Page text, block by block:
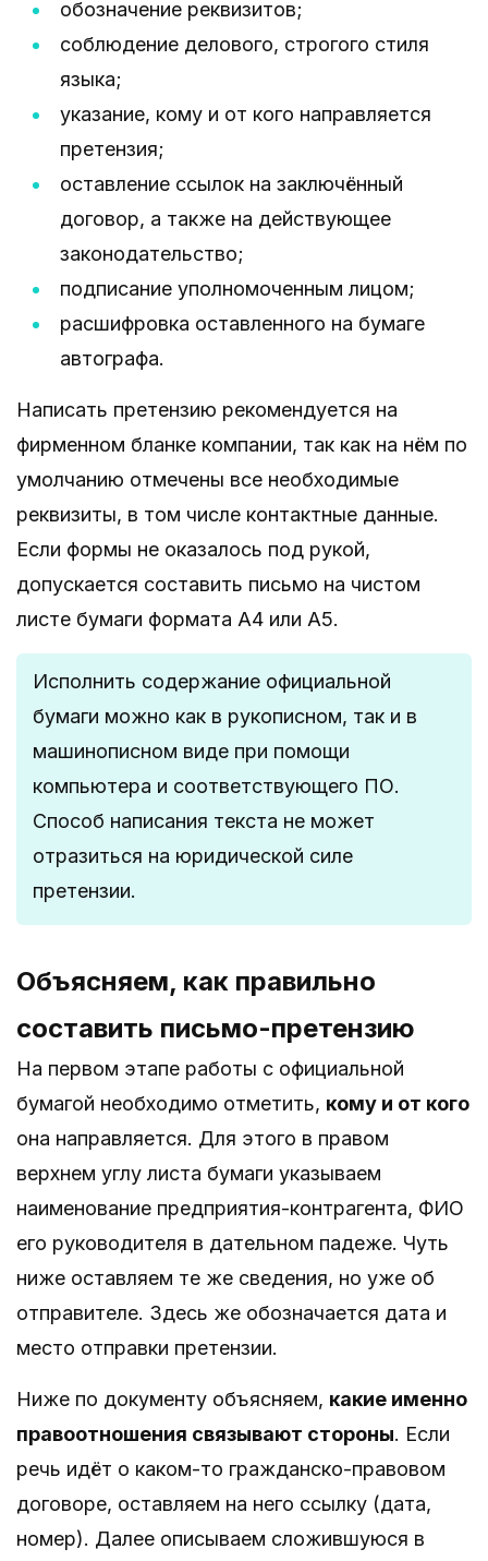
обозначение реквизитов;
соблюдение делового, строгого стиля
языка;
указание, кому и от кого направляется
претензия;
оставление ссылок на заключённый
договор, а также на действующее
законодательство;
подписание уполномоченным лицом;
расшифровка оставленного на бумаге
автографа.
Написать претензию рекомендуется на
фирменном бланке компании, так как на нём по
умолчанию отмечены все необходимые
реквизиты, в том числе контактные данные.
Если формы не оказалось под рукой,
допускается составить письмо на чистом
листе бумаги формата А4 или А5.
Исполнить содержание официальной
бумаги можно как в рукописном, так и в
машинописном виде при помощи
компьютера и соответствующего ПО.
Способ написания текста не может
отразиться на юридической силе
претензии.
Объясняем, как правильно
составить письмо-претензию
На первом этапе работы с официальной
бумагой необходимо отметить, кому и от кого
она направляется. Для этого в правом
верхнем углу листа бумаги указываем
наименование предприятия-контрагента, ФИО
его руководителя в дательном падеже. Чуть
ниже оставляем те же сведения, но уже об
отправителе. Здесь же обозначается дата и
место отправки претензии.
Ниже по документу объясняем, какие именно
правоотношения связывают стороны. Если
речь идёт о каком-то гражданско-правовом
договоре, оставляем на него ссылку (дата,
номер). Далее описываем сложившуюся в